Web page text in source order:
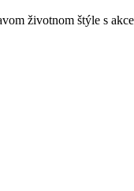
životnom štýle s